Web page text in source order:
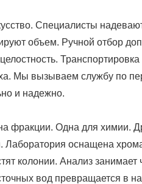
Специалисты
объем. Ручной отбор
Мы вызываем службу по
и надежно.
фракции. Одна для химии.
Лаборатория оснащена
колонии. Анализ
вод превращается в